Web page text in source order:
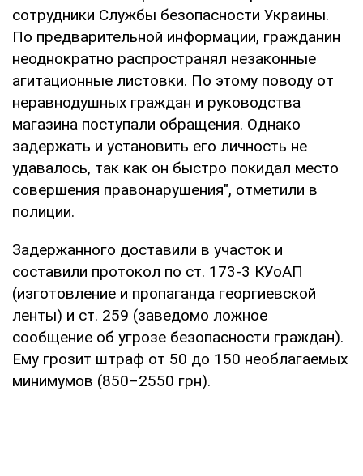
сотрудники Службы безопасности Украины.
По предварительной информации, гражданин
неоднократно распространял незаконные
агитационные листовки. По этому поводу от
неравнодушных граждан и руководства
магазина поступали обращения. Однако
задержать и установить его личность не
удавалось, так как он быстро покидал место
совершения правонарушения", отметили в
полиции.
Задержанного доставили в участок и
составили протокол по ст. 173-3 КУоАП
(изготовление и пропаганда георгиевской
ленты) и ст. 259 (заведомо ложное
сообщение об угрозе безопасности граждан).
Ему грозит штраф от 50 до 150 необлагаемых
минимумов (850–2550 грн).